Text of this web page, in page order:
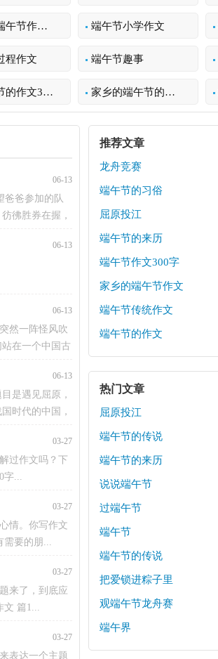
作文300字 端午节小学作文
程作文 端午节趣事
作文300字 家乡的端午节的作文
06-13
爸爸参加的队
彿胜券在握，
06-13
06-13
然一阵怪风吹
在一个中国古
06-13
是遇见屈原，
时代的中国，
03-27
过作文吗？下
字...
03-27
情。你写作文
需要的朋...
03-27
来了，到底应
文 篇1...
03-27
表达一个主题
推荐文章
龙舟竞赛
端午节的习俗
屈原投江
端午节的来历
端午节作文300字
家乡的端午节作文
端午节传统作文
端午节的作文
热门文章
屈原投江
端午节的传说
端午节的来历
说说端午节
过端午节
端午节
端午节的传说
把爱锁进粽子里
观端午节龙舟赛
端午界